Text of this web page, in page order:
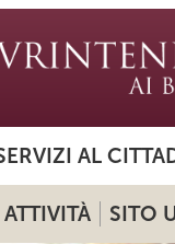
AL
ATTIVITÀ SITO